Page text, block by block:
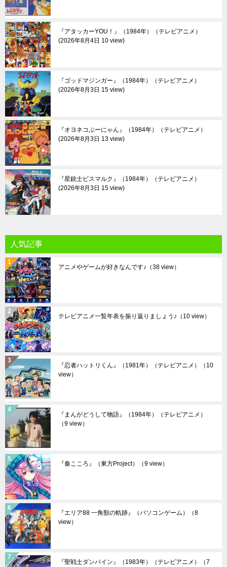
『アタッカーYOU！』（1984年）（テレビアニメ）
2026年8月4日 10 view
『ゴッドマジンガー』（1984年）（テレビアニメ）
2026年8月3日 15 view
『オヨネコぶーにゃん』（1984年）（テレビアニメ）
2026年8月3日 13 view
『星銃士ビスマルク』（1984年）（テレビアニメ）
2026年8月3日 15 view
人気記事
アニメやゲームが好きなんです♪ （38 view）
テレビアニメ一覧年表を振り返りましょう♪ （10 view）
『忍者ハットリくん』（1981年）（テレビアニメ）
（10
view）
『まんがどうして物語』（1984年）（テレビアニメ）
（9 view）
『秦こころ』（東方Project） （9 view）
『エリア88 一角獣の軌跡』（パソコンゲーム）
（8
view）
『聖戦士ダンバイン』（1983年）（テレビアニメ）
（7